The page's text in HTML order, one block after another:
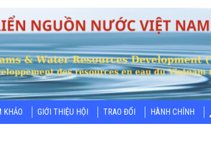
KHẢO GIỚI THIỆU HỘI TRAO ĐỔI HÀNH CHÍNH